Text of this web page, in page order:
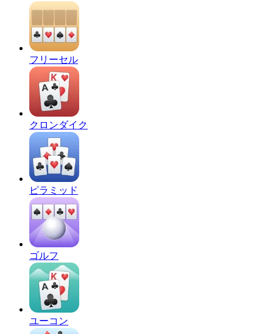
フリーセル
クロンダイク
ピラミッド
ゴルフ
ユーコン